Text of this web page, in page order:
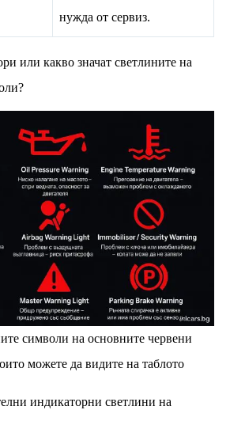
нужда от сервиз.
или какво значат светлините на
символи на основните червени
можете да видите на таблото
индикаторни светлини на